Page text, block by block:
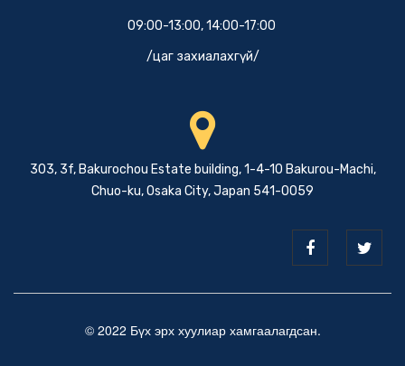
09:00-13:00, 14:00-17:00
/цаг захиалахгүй/
303, 3f, Bakurochou Estate building, 1-4-10 Bakurou-Machi,
Chuo-ku, Osaka City, Japan 541-0059
© 2022 Бүх эрх хуулиар хамгаалагдсан.